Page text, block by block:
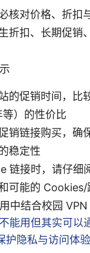
核对价格、折扣
折扣、长期促销
的促销时间，比
）的性价比
销链接购买，确
稳定性
链接时，请仔细
可能的 Cookies/
中结合校园
能用但其实可以
护隐私与访问体